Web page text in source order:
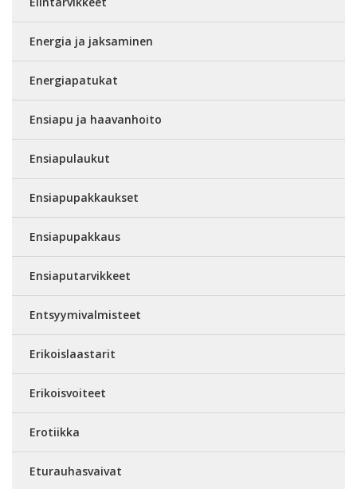
Energia ja jaksaminen
Energiapatukat
Ensiapu ja haavanhoito
Ensiapulaukut
Ensiapupakkaukset
Ensiapupakkaus
Ensiaputarvikkeet
Entsyymivalmisteet
Erikoislaastarit
Erikoisvoiteet
Erotiikka
Eturauhasvaivat